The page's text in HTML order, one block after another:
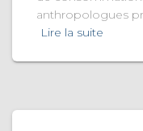
anthropologues
Lire la suite